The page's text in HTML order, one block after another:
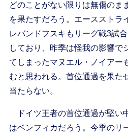
どのことがない限りは無傷のま
を果たすだろう。エースストラ
レバンドフスキもリーグ戦3試
しており、昨季は怪我の影響で
てしまったマヌエル・ノイアー
むと思われる。首位通過を果た
当たらない。
ドイツ王者の首位通過が堅い
はベンフィカだろう。今季のリ